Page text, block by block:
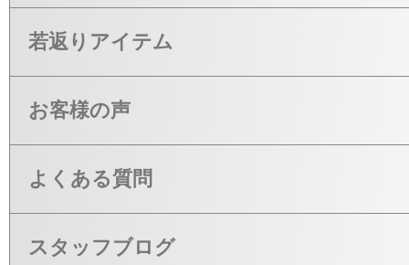
若返りアイテム
お客様の声
よくある質問
スタッフブログ